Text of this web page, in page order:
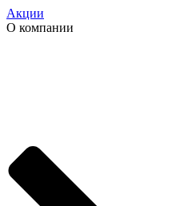
Акции
О компании